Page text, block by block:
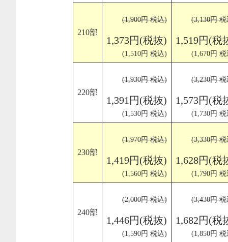
210部
(1,900円 税込)
1,373円(税抜)
(1,510円 税込)
(3,130円
1,519円(税
(1,670円
220部
(1,930円 税込)
1,391円(税抜)
(1,530円 税込)
(3,230円
1,573円(税
(1,730円
230部
(1,970円 税込)
1,419円(税抜)
(1,560円 税込)
(3,330円
1,628円(税
(1,790円
240部
(2,000円 税込)
1,446円(税抜)
(1,590円 税込)
(3,430円
1,682円(税
(1,850円